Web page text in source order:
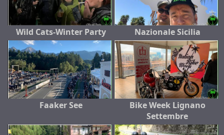
Wild Cats-Winter Party Nazionale Sicilia
Faaker See
Bike Week Lignano
Settembre